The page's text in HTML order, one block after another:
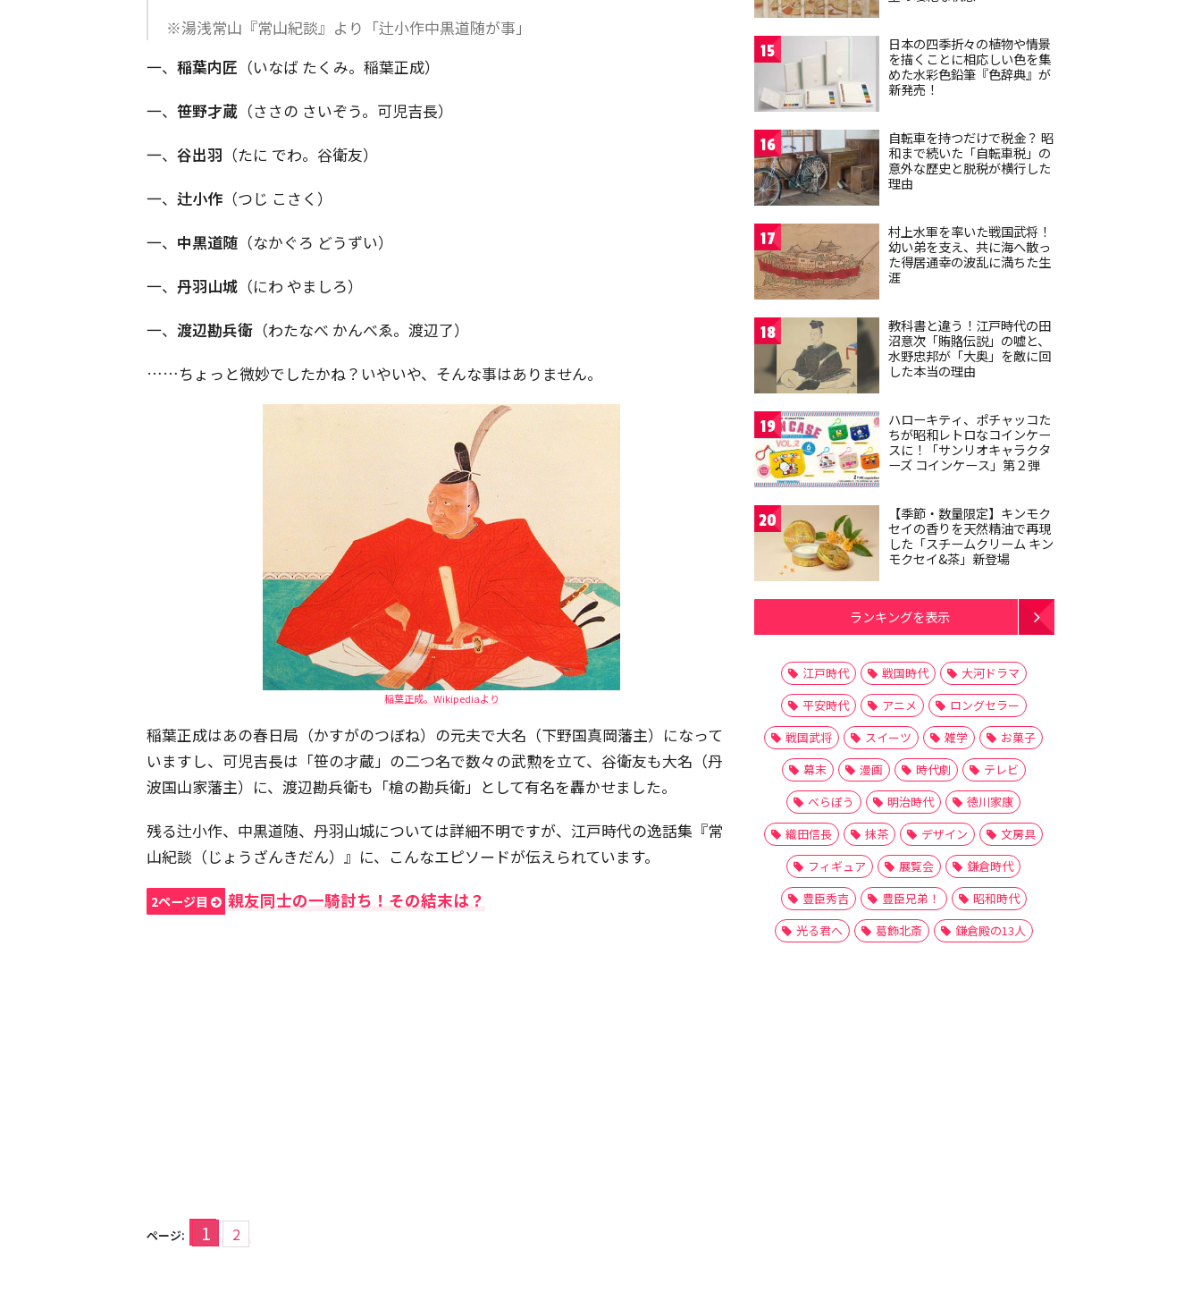
※湯浅常山『常山紀談』より「辻小作中黒道随が事」
一、 稲葉内匠 （いなば たくみ。稲葉正成）
一、 笹野才蔵 （ささの さいぞう。可児吉長）
一、 谷出羽 （たに でわ。谷衛友）
一、 辻小作 （つじ こさく）
一、 中黒道随 （なかぐろ どうずい）
一、 丹羽山城 （にわ やましろ）
一、 渡辺勘兵衛 （わたなべ かんべゑ。渡辺了）
……ちょっと微妙でしたかね？いやいや、そんな事はありません。
稲葉正成。Wikipediaより
稲葉正成はあの春日局（かすがのつぼね）の元夫で大名（下野国真岡藩主）になって
いますし、可児吉長は「笹の才蔵」の二つ名で数々の武勲を立て、谷衛友も大名（丹
波国山家藩主）に、渡辺勘兵衛も「槍の勘兵衛」として有名を轟かせました。
残る辻小作、中黒道随、丹羽山城については詳細不明ですが、江戸時代の逸話集『常
山紀談（じょうざんきだん）』に、こんなエピソードが伝えられています。
2ページ目 親友同士の一騎討ち！その結末は？
ページ: 1 2
15
日本の四季折々の植物や情景
を描くことに相応しい色を集
めた水彩色鉛筆『色辞典』が
新発売！
16
自転車を持つだけで税金？ 昭
和まで続いた「自転車税」の
意外な歴史と脱税が横行した
理由
17
村上水軍を率いた戦国武将！
幼い弟を支え、共に海へ散っ
た得居通幸の波乱に満ちた生
涯
18
教科書と違う！江戸時代の田
沼意次「賄賂伝説」の嘘と、
水野忠邦が「大奥」を敵に回
した本当の理由
19
ハローキティ、ポチャッコた
ちが昭和レトロなコインケー
スに！「サンリオキャラクタ
ーズ コインケース」第２弾
20
【季節・数量限定】キンモク
セイの香りを天然精油で再現
した「スチームクリーム キン
モクセイ&茶」新登場
ランキングを表示
江戸時代 戦国時代
大河ドラマ
平安時代
アニメ
ロングセラー
戦国武将
スイーツ 雑学
お菓子
幕末
漫画 時代劇
テレビ
べらぼう
明治時代
徳川家康
織田信長
抹茶 デザイン
文房具
フィギュア
展覧会
鎌倉時代
豊臣秀吉
豊臣兄弟！
昭和時代
光る君へ
葛飾北斎 鎌倉殿の13人